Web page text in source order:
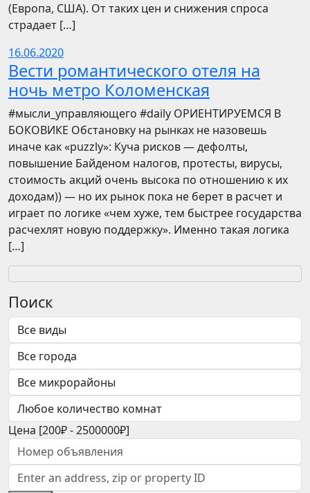
(Европа, США). От таких цен и снижения спроса
страдает […]
16.06.2020
Вести романтического отеля на
ночь метро Коломенская
​​#мысли_управляющего #daily ОРИЕНТИРУЕМСЯ В
БОКОВИКЕ Обстановку на рынках не назовешь
иначе как «puzzly»: Куча рисков — дефолты,
повышение Байденом налогов, протесты, вирусы,
стоимость акций очень высока по отношению к их
доходам)) — но их рынок пока не берет в расчет и
играет по логике «чем хуже, тем быстрее государства
расчехлят новую поддержку». Именно такая логика
[…]
Поиск
Цена [200₽-2500000₽]